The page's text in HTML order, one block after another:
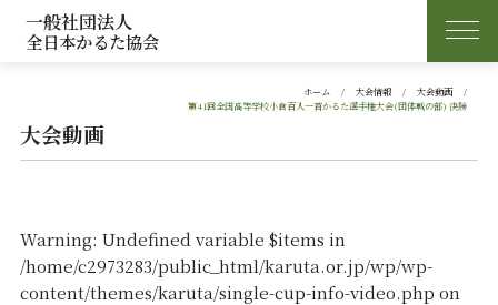
一般社団法人
全日本かるた協会
ホーム 大会情報
大会動画
第41回全国高等学校小倉百人一首かるた選手権大会(団体戦の部) 決勝
大会動画
Warning: Undefined variable $items in
/home/c2973283/public_html/karuta.or.jp/wp/wp-
content/themes/karuta/single-cup-info-video.php on